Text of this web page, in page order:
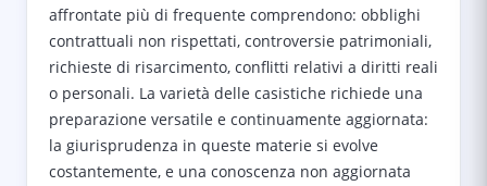
affrontate più di frequente comprendono: obblighi
contrattuali non rispettati, controversie patrimoniali,
richieste di risarcimento, conflitti relativi a diritti reali
o personali. La varietà delle casistiche richiede una
preparazione versatile e continuamente aggiornata:
la giurisprudenza in queste materie si evolve
costantemente, e una conoscenza non aggiornata